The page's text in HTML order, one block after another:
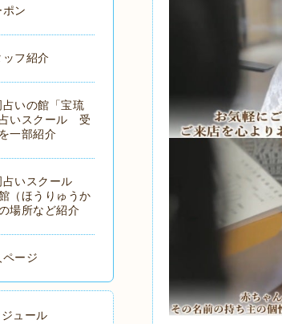
ポン
ッフ紹介
占いの館「宝琉
いスクール 受
一部紹介
占いスクール
（ほうりゅうか
場所など紹介
ページ
ジュール